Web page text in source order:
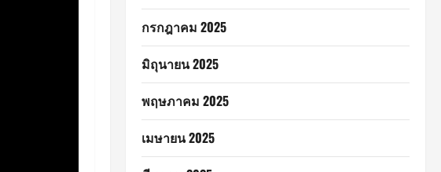
กรกฎาคม 2025
มิถุนายน 2025
พฤษภาคม 2025
เมษายน 2025